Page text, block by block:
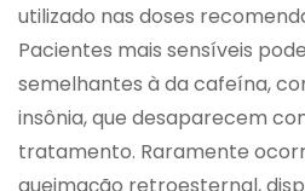
utilizado nas doses
Pacientes mais sensíveis
semelhantes à da cafeína,
insônia, que desaparecem
tratamento. Raramente